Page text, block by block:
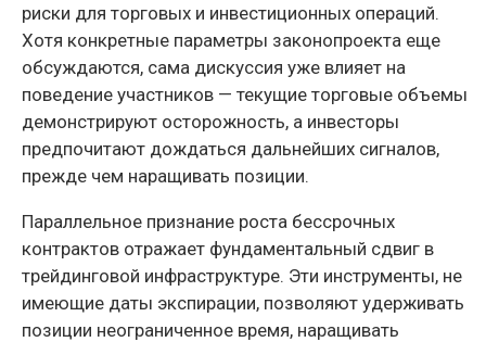
риски для торговых и инвестиционных операций.
Хотя конкретные параметры законопроекта еще
обсуждаются, сама дискуссия уже влияет на
поведение участников — текущие торговые объемы
демонстрируют осторожность, а инвесторы
предпочитают дождаться дальнейших сигналов,
прежде чем наращивать позиции.
Параллельное признание роста бессрочных
контрактов отражает фундаментальный сдвиг в
трейдинговой инфраструктуре. Эти инструменты, не
имеющие даты экспирации, позволяют удерживать
позиции неограниченное время, наращивать